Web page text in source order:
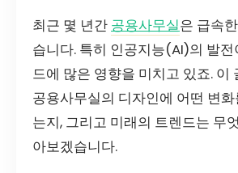
최근 몇 년간 공용사무실은 급속
습니다. 특히 인공지능(AI)의 발전
드에 많은 영향을 미치고 있죠. 이
공용사무실의 디자인에 어떤 변
는지, 그리고 미래의 트렌드는 무
아보겠습니다.